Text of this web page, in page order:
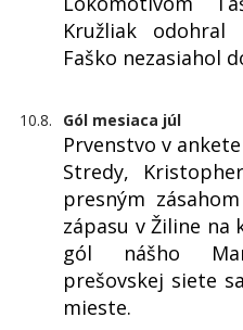
Kružliak odohral
Faško nezasiahol
10.8. Gól mesiaca júl
Prvenstvo v
Stredy,
presným
zápasu v Žiline na
gól nášho
prešovskej siete
mieste.